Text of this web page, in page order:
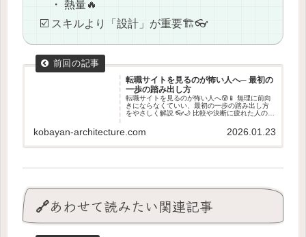
・ 熱量🔥
☑️ スキルより「設計」が重要🏗️👓
転職サイトを見るのが怖い人へ─ 最初の
一歩の踏み出し方
転職サイトを見るのが怖い人へ😰📱 無理に前向
きにならなくていい、最初の一歩の踏み出し方
をやさしく解説 👓🌙 比較や決断に疲れた人のた
kobayan-architecture.com 2026.01.23
🔗あわせて読みたい関連記事